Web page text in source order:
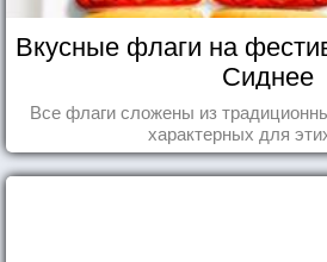
Вкусные флаги на
Сиднее
Все флаги сложены из
характерных для